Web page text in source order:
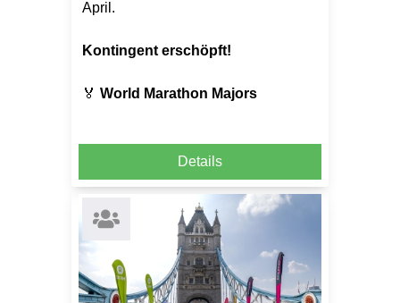
April.
Kontingent erschöpft!
🏅 World Marathon Majors
Details